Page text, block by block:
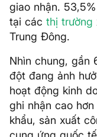
giao nhận.
tại các thị trường
Trung Đông.
Nhìn chung, gần
đột đang ảnh
hoạt động kinh
ghi nhận cao
khẩu, sản xuất